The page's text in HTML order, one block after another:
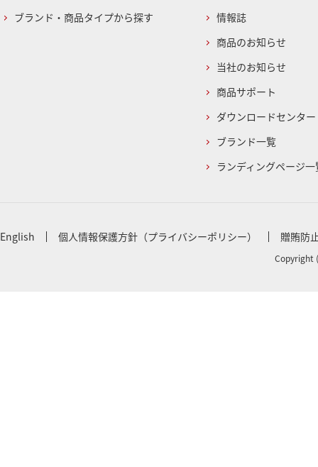
ブランド・商品タイプから探す
情報誌
商品のお知らせ
当社のお知らせ
商品サポート
ダウンロードセンター
ブランド一覧
ランディングページ一
English 個人情報保護方針（プライバシーポリシー） 贈賄防
Copyright